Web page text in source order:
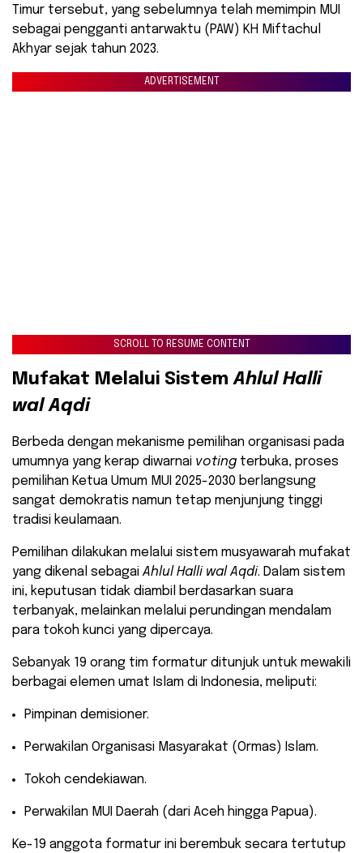
Timur tersebut, yang sebelumnya telah memimpin MUI
sebagai pengganti antarwaktu (PAW) KH Miftachul
Akhyar sejak tahun 2023.
ADVERTISEMENT
SCROLL TO RESUME CONTENT
Mufakat Melalui SistemAhlul Halli
wal Aqdi
Berbeda dengan mekanisme pemilihan organisasi pada
umumnya yang kerap diwarnai voting terbuka, proses
pemilihan Ketua Umum MUI 2025-2030 berlangsung
sangat demokratis namun tetap menjunjung tinggi
tradisi keulamaan.
Pemilihan dilakukan melalui sistem musyawarah mufakat
yang dikenal sebagai Ahlul Halli wal Aqdi. Dalam sistem
ini, keputusan tidak diambil berdasarkan suara
terbanyak, melainkan melalui perundingan mendalam
para tokoh kunci yang dipercaya.
Sebanyak 19 orang tim formatur ditunjuk untuk mewakili
berbagai elemen umat Islam di Indonesia, meliputi:
Pimpinan demisioner.
Perwakilan Organisasi Masyarakat (Ormas) Islam.
Tokoh cendekiawan.
Perwakilan MUI Daerah (dari Aceh hingga Papua).
Ke-19 anggota formatur ini berembuk secara tertutup